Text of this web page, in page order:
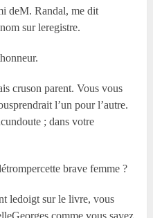
deM. Randal, me dit
sur leregistre.
cruson parent. Vous vous
l’un pour l’autre.
; dans votre
brave femme ?
ledoigt sur le livre, vous